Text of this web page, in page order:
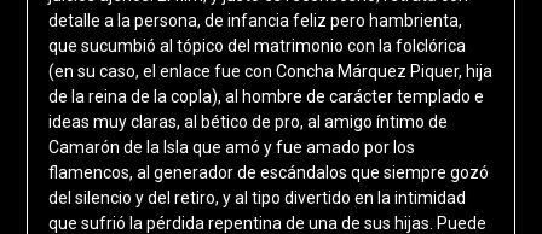
detalle a la persona, de infancia feliz pero hambrienta,
que sucumbió al tópico del matrimonio con la folclórica
(en su caso, el enlace fue con Concha Márquez Piquer, hija
de la reina de la copla), al hombre de carácter templado e
ideas muy claras, al bético de pro, al amigo íntimo de
Camarón de la Isla que amó y fue amado por los
flamencos, al generador de escándalos que siempre gozó
del silencio y del retiro, y al tipo divertido en la intimidad
que sufrió la pérdida repentina de una de sus hijas. Puede